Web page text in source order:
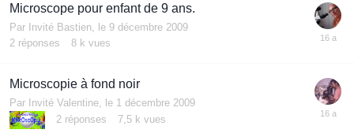
Microscope pour enfant de 9 ans.
Par Invité Bastien,
le 9 décembre 2009
2 réponses 8 k vues
Microscopie à fond noir
Par Invité Valentine,
le 1 décembre 2009
2 réponses 7,5 k vues